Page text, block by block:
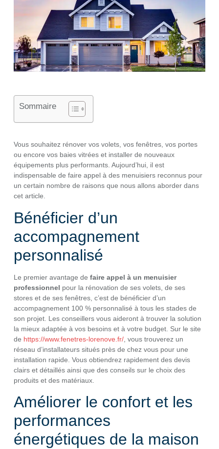
Sommaire
Vous souhaitez rénover vos volets, vos fenêtres, vos portes
ou encore vos baies vitrées et installer de nouveaux
équipements plus performants. Aujourd’hui, il est
indispensable de faire appel à des menuisiers reconnus pour
un certain nombre de raisons que nous allons aborder dans
cet article.
Bénéficier d’un
accompagnement
personnalisé
Le premier avantage de faire appel à un menuisier
professionnel pour la rénovation de ses volets, de ses
stores et de ses fenêtres, c’est de bénéficier d’un
accompagnement 100 % personnalisé à tous les stades de
son projet. Les conseillers vous aideront à trouver la solution
la mieux adaptée à vos besoins et à votre budget. Sur le site
de https://www.fenetres-lorenove.fr/ , vous trouverez un
réseau d’installateurs situés près de chez vous pour une
installation rapide. Vous obtiendrez rapidement des devis
clairs et détaillés ainsi que des conseils sur le choix des
produits et des matériaux.
Améliorer le confort et les
performances
énergétiques de la maison